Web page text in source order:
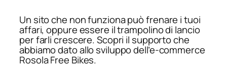
Un sito che non funziona può frenare i tuoi
affari, oppure essere il trampolino di lancio
per farli crescere. Scopri il supporto che
abbiamo dato allo sviluppo dell’e-commerce
Rosola Free Bikes.